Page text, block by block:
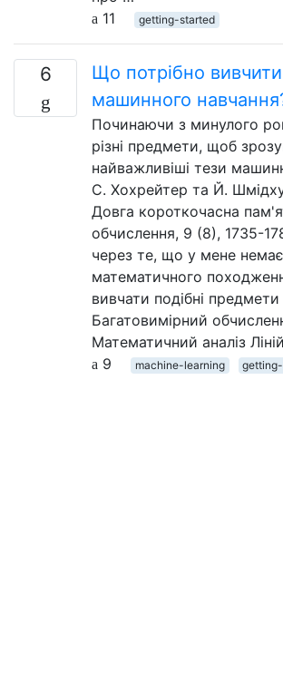
11
getting-started
6
Що потрібно
машинного
Починаючи з минулого
різні предмети, щоб
найважливіші тези
С. Хохрейтер та Й.
Довга короткочасна
обчислення, 9 (8), 1735-
через те, що у мене немає
математичного
вивчати подібні
Багатовимірний
Математичний аналіз
9
machine-learning